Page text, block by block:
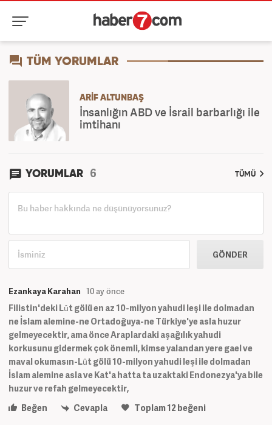
TÜM YORUMLAR
ARIF ALTUNBAŞ
İnsanlığın ABD ve İsrail barbarlığı ile
imtihanı
YORUMLAR 6 TÜMÜ
GÖNDER
Ezankaya Karahan 10 ay önce
Filistin'deki Lût gölü en az 10-milyon yahudi leşi ile dolmadan
ne İslam alemine-ne Ortadoğuya-ne Türkiye'ye asla huzur
gelmeyecektir, ama önce Araplardaki aşağılık yahudi
korkusunu gidermek çok önemli, kimse yalandan yere gael ve
maval okumasın-Lût gölü 10-milyon yahudi leşi ile dolmadan
İslam alemine asla ve Kat'a hatta ta uzaktaki Endonezya'ya bile
huzur ve refah gelmeyecektir,
Beğen
Cevapla Toplam12beğeni